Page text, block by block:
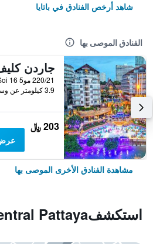
شاهد أرخص الفنادق في باتايا
الفنادق الموصى بها
3.9 كيلومتر عن وسط المدينة
203 ﷼
مشاهدة الفنادق الأخرى الموصى بها
استكشفCentral Pattaya, باتايا